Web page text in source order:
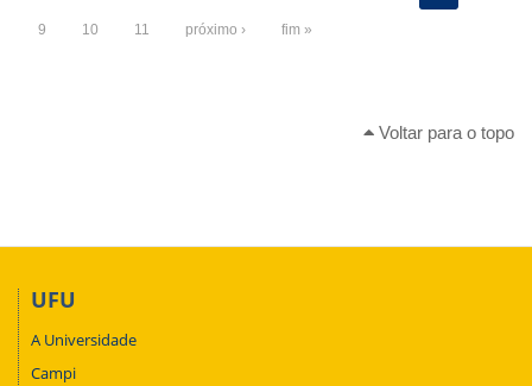
9 10 11 próximo › fim »
Voltar para o topo
UFU
A Universidade
Campi